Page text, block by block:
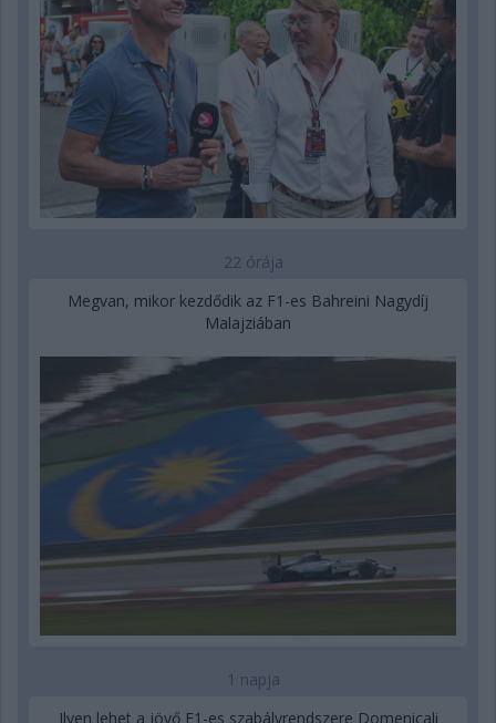
22 órája
Megvan, mikor kezdődik az F1-es Bahreini Nagydíj
Malajziában
1 napja
Ilyen lehet a jövő F1-es szabályrendszere Domenicali